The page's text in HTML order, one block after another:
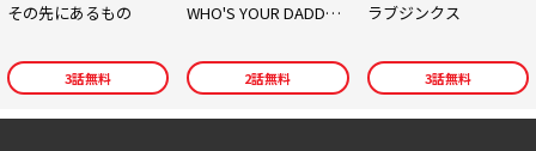
その先にあるもの
3話無料
WHO'S YOUR DADDY? 俺を孕ませたのは…?
2話無料
ラブジンクス
3話無料